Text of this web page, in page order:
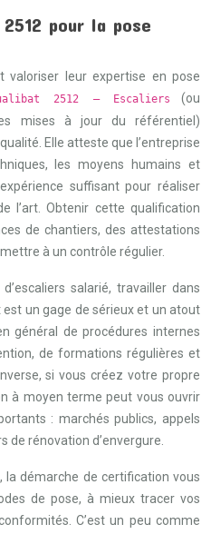
pour la pose
valoriser leur expertise en pose
2512 – Escaliers
(ou
mises à jour du référentiel)
Elle atteste que l’entreprise
les moyens humains et
suffisant pour réaliser
l’art. Obtenir cette qualification
de chantiers, des attestations
à un contrôle régulier.
salarié, travailler dans
un gage de sérieux et un atout
général de procédures internes
de formations régulières et
si vous créez votre propre
à moyen terme peut vous ouvrir
: marchés publics, appels
de rénovation d’envergure.
la démarche de certification vous
de pose, à mieux tracer vos
C’est un peu comme